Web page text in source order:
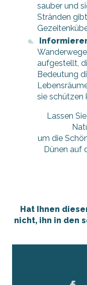
sauber und
Stränden
aufgestellt,
Bedeutung
sie schützen
Lassen
um die
Dünen auf
Hat Ihnen
nicht, ihn in den